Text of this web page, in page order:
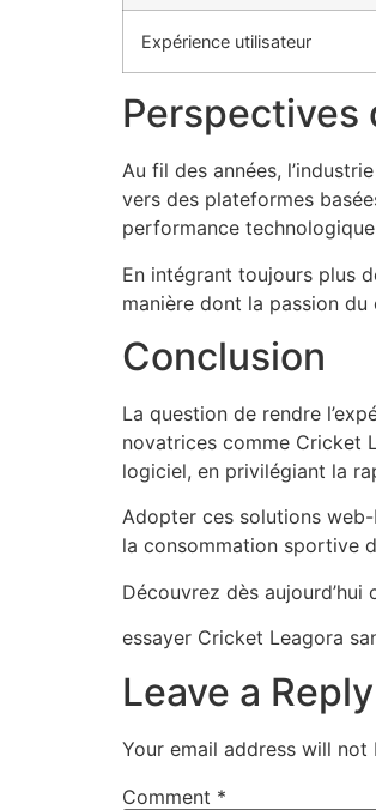
Expérience utilisateur
Perspectives
Au fil des années,
vers des plateformes
performance
En intégrant toujours plus
manière dont la passion
Conclusion
La question de rendre
novatrices comme Cricket
logiciel, en privilégiant la
Adopter ces solutions web-
la consommation sportive
Découvrez dès
essayer Cricket Leagora
Leave a Reply
Your email address will not
Comment *